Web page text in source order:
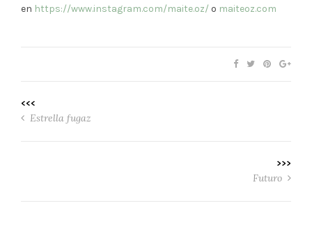
en https://www.instagram.com/maite.oz/ o maiteoz.com
<<<
Estrella fugaz
>>>
Futuro